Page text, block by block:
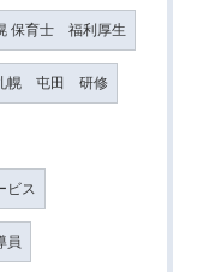
保育士 福利厚生
幌 屯田 研修
ス
員